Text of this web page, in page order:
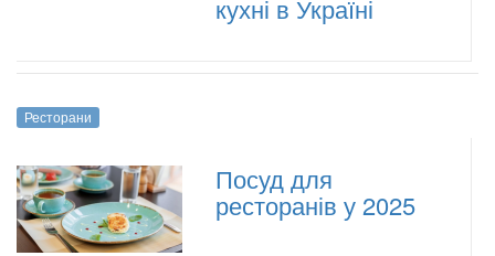
кухні в Україні
Ресторани
Посуд для
ресторанів у 2025